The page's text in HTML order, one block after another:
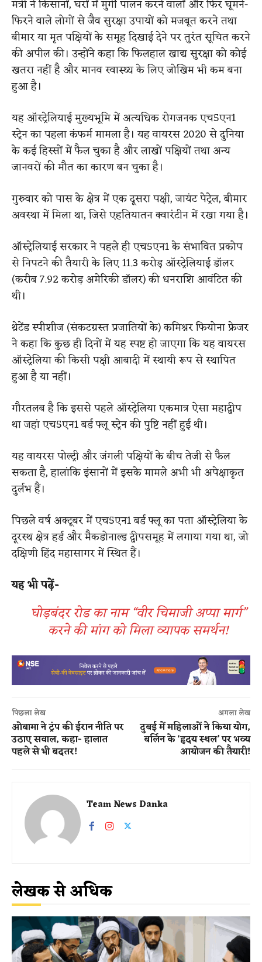
मंत्री ने किसानों, घरों में मुर्गी पालन करने वालों और फिर घूमने-
फिरने वाले लोगों से जैव सुरक्षा उपायों को मजबूत करने तथा
बीमार या मृत पक्षियों के समूह दिखाई देने पर तुरंत सूचित करने
की अपील की। उन्होंने कहा कि फिलहाल खाद्य सुरक्षा को कोई
खतरा नहीं है और मानव स्वास्थ्य के लिए जोखिम भी कम बना
हुआ है।
यह ऑस्ट्रेलियाई मुख्यभूमि में अत्यधिक रोगजनक एच5एन1
स्ट्रेन का पहला कंफर्म मामला है। यह वायरस 2020 से दुनिया
के कई हिस्सों में फैल चुका है और लाखों पक्षियों तथा अन्य
जानवरों की मौत का कारण बन चुका है।
गुरुवार को पास के क्षेत्र में एक दूसरा पक्षी, जायंट पेट्रेल, बीमार
अवस्था में मिला था, जिसे एहतियातन क्वारंटीन में रखा गया है।
ऑस्ट्रेलियाई सरकार ने पहले ही एच5एन1 के संभावित प्रकोप
से निपटने की तैयारी के लिए 11.3 करोड़ ऑस्ट्रेलियाई डॉलर
(करीब 7.92 करोड़ अमेरिकी डॉलर) की धनराशि आवंटित की
थी।
थ्रेटेंड स्पीशीज (संकटग्रस्त प्रजातियों के) कमिश्नर फियोना फ्रेजर
ने कहा कि कुछ ही दिनों में यह स्पष्ट हो जाएगा कि यह वायरस
ऑस्ट्रेलिया की किसी पक्षी आबादी में स्थायी रूप से स्थापित
हुआ है या नहीं।
गौरतलब है कि इससे पहले ऑस्ट्रेलिया एकमात्र ऐसा महाद्वीप
था जहां एच5एन1 बर्ड फ्लू स्ट्रेन की पुष्टि नहीं हुई थी।
यह वायरस पोल्ट्री और जंगली पक्षियों के बीच तेजी से फैल
सकता है, हालांकि इंसानों में इसके मामले अभी भी अपेक्षाकृत
दुर्लभ हैं।
पिछले वर्ष अक्टूबर में एच5एन1 बर्ड फ्लू का पता ऑस्ट्रेलिया के
दूरस्थ क्षेत्र हर्ड और मैकडोनाल्ड द्वीपसमूह में लगाया गया था, जो
दक्षिणी हिंद महासागर में स्थित हैं।
यह भी पढ़ें-
घोड़बंदर रोड का नाम “वीर चिमाजी अप्पा मार्ग”
करने की मांग को मिला व्यापक समर्थन!
पिछला लेख
ओबामा ने ट्रंप की ईरान नीति पर
उठाए सवाल, कहा- हालात
पहले से भी बदतर!
अगला लेख
दुबई में महिलाओं ने किया योग,
बर्लिन के ‘हृदय स्थल’ पर भव्य
आयोजन की तैयारी!
Team News Danka
लेखक से अधिक